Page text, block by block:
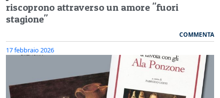
riscoprono attraverso un amore "fuori
stagione"
COMMENTA
17 febbraio 2026